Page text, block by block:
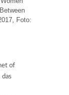
Foto:
of